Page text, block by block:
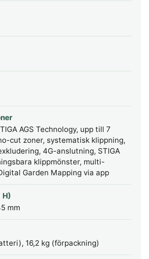
AGS Technology, upp till 7
cut zoner, systematisk klippning,
4G-anslutning, STIGA
klippmönster, multi-
Garden Mapping via app
H)
mm
16,2 kg (förpackning)